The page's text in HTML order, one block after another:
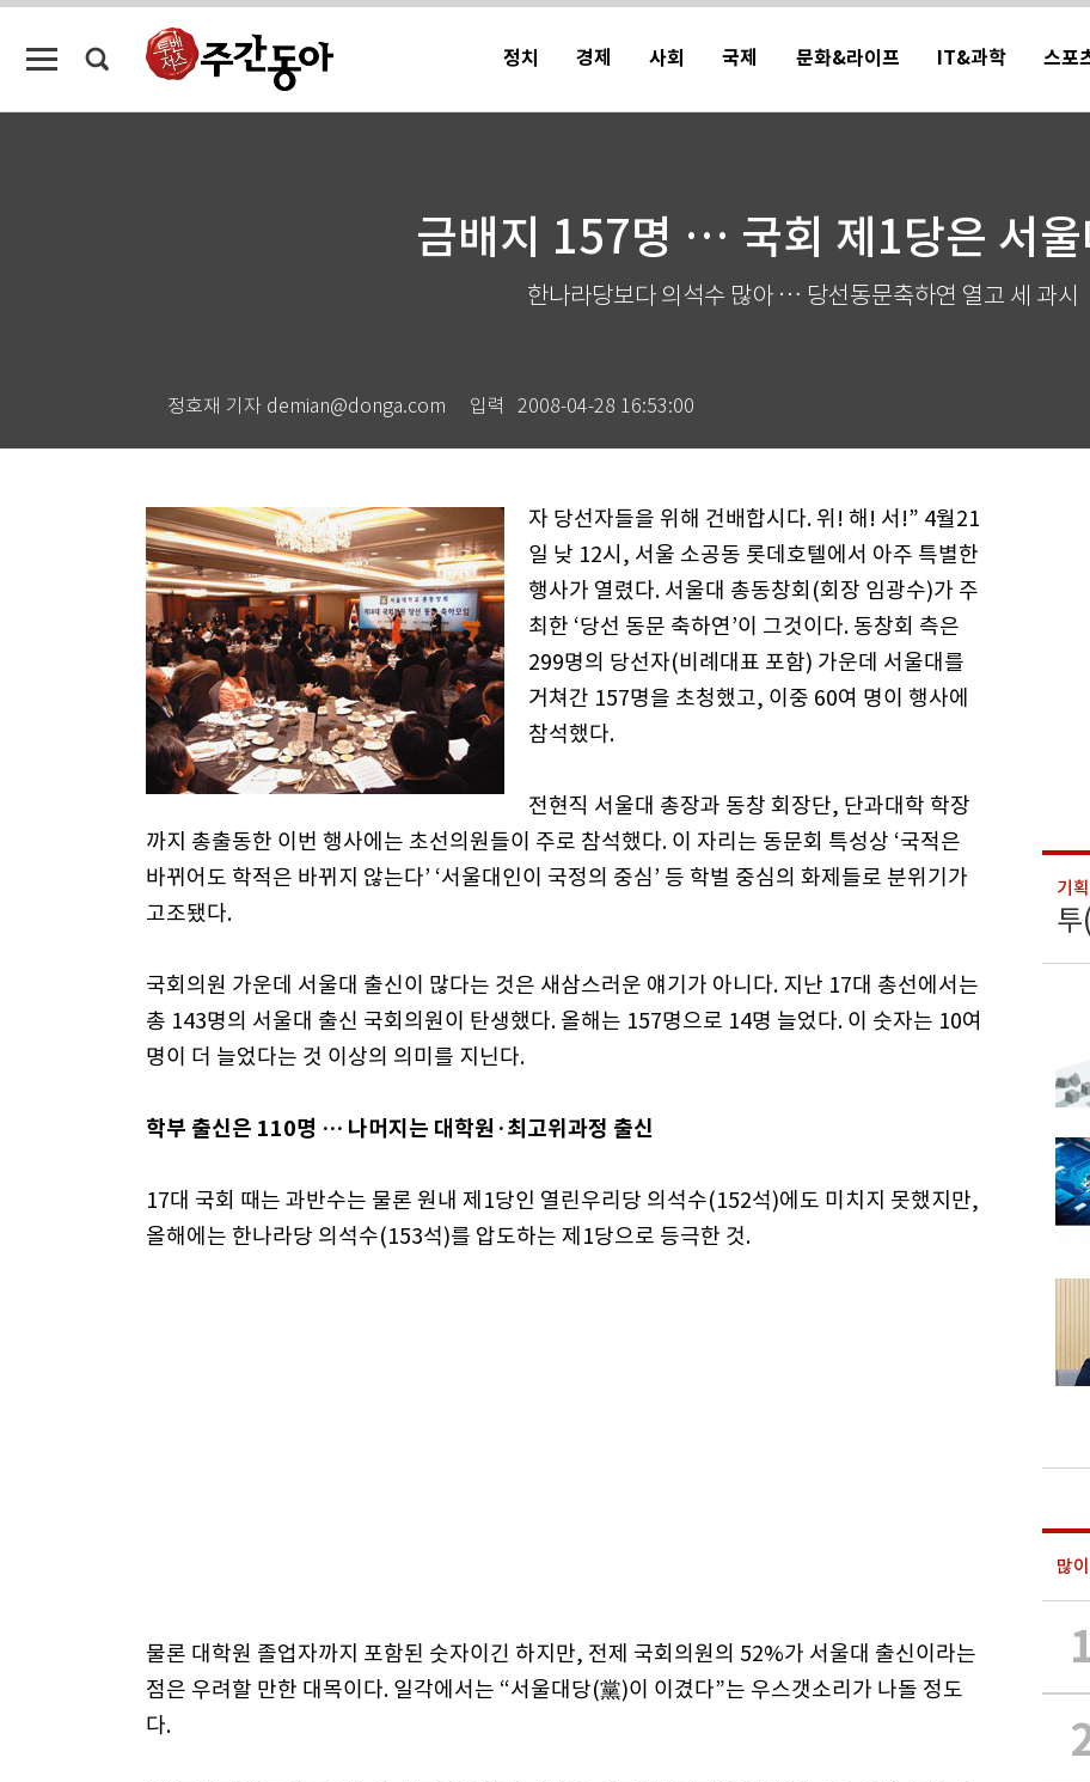
정치 경제 사회 국제 문화&라이프 IT&과학 스포
금배지 157명 … 국회 제1당은 서
한나라당보다 의석수 많아 … 당선동문축하연 열고 세 과시
정호재 기자 demian@donga.com 입력 2008-04-28 16:53:00
자 당선자들을 위해 건배합시다. 위! 해! 서!” 4월21
일 낮 12시, 서울 소공동 롯데호텔에서 아주 특별한
행사가 열렸다. 서울대 총동창회(회장 임광수)가 주
최한 ‘당선 동문 축하연’이 그것이다. 동창회 측은
299명의 당선자(비례대표 포함) 가운데 서울대를
거쳐간 157명을 초청했고, 이중 60여 명이 행사에
참석했다.
전현직 서울대 총장과 동창 회장단, 단과대학 학장
까지 총출동한 이번 행사에는 초선의원들이 주로 참석했다. 이 자리는 동문회 특성상 ‘국적은
바뀌어도 학적은 바뀌지 않는다’ ‘서울대인이 국정의 중심’ 등 학벌 중심의 화제들로 분위기가
고조됐다.
국회의원 가운데 서울대 출신이 많다는 것은 새삼스러운 얘기가 아니다. 지난 17대 총선에서는
총 143명의 서울대 출신 국회의원이 탄생했다. 올해는 157명으로 14명 늘었다. 이 숫자는 10여
명이 더 늘었다는 것 이상의 의미를 지닌다.
학부 출신은 110명 … 나머지는 대학원·최고위과정 출신
17대 국회 때는 과반수는 물론 원내 제1당인 열린우리당 의석수(152석)에도 미치지 못했지만,
올해에는 한나라당 의석수(153석)를 압도하는 제1당으로 등극한 것.
물론 대학원 졸업자까지 포함된 숫자이긴 하지만, 전제 국회의원의 52%가 서울대 출신이라는
점은 우려할 만한 대목이다. 일각에서는 “서울대당(黨)이 이겼다”는 우스갯소리가 나돌 정도
다.
기
많